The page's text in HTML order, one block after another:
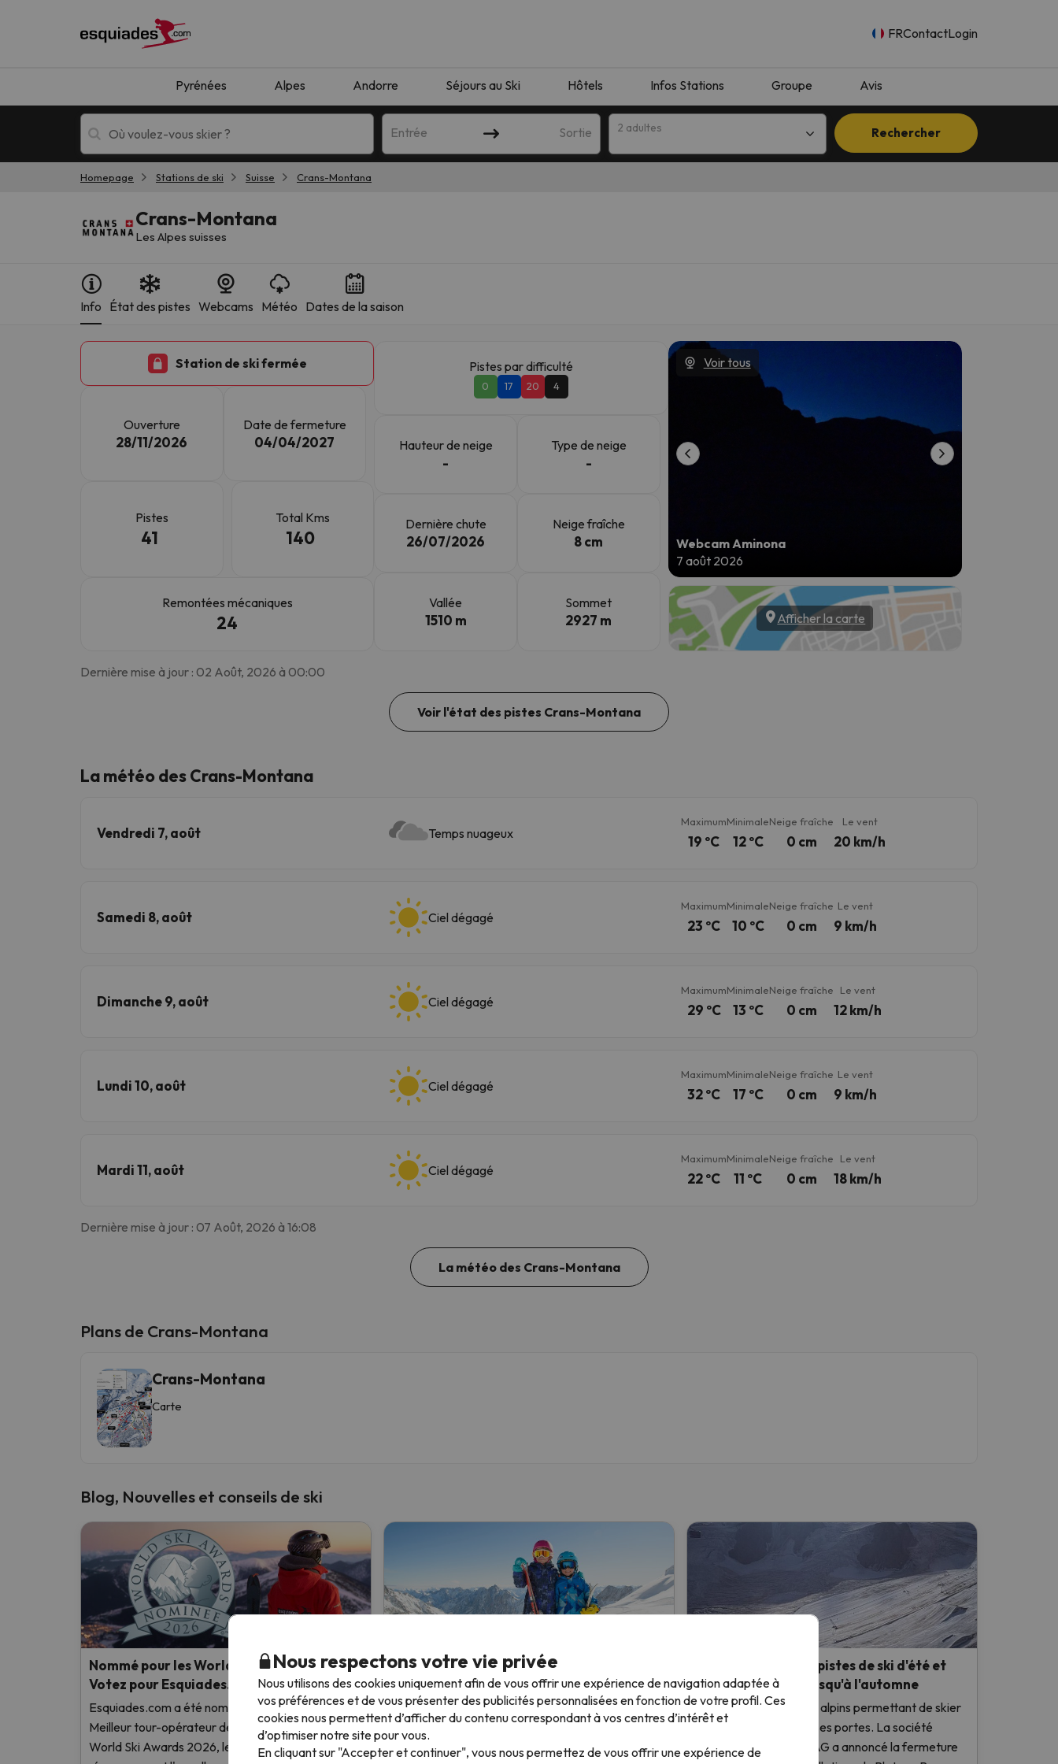
FRContactLogin
Pyrénées Alpes Andorre Séjours au Ski Hôtels Infos Stations Groupe Avis
Entrée Sortie 2 adultes Rechercher
Homepage Stations de ski Suisse Crans-Montana
Crans-Montana
Les Alpes suisses
Info État des pistes Webcams Météo Dates de la saison
Station de ski fermée
Ouverture
28/11/2026
Date de fermeture
04/04/2027
Pistes
41
Total Kms
140
Remontées mécaniques
24
Pistes par difficulté
0 17 20 4
Hauteur de neige
-
Type de neige
-
Dernière chute
26/07/2026
Neige fraîche
8 cm
Vallée
1510 m
Sommet
2927 m
Voir tous
Webcam Aminona
7 août 2026
Afficher la carte
Dernière mise à jour : 02 Août, 2026 à 00:00
Voir l'état des pistes Crans-Montana
La météo des Crans-Montana
Vendredi 7, août Temps nuageux
Maximum
19 ºC
Minimale
12 ºC
Neige fraîche
0 cm
Le vent
20 km/h
Samedi 8, août Ciel dégagé
Maximum
23 ºC
Minimale
10 ºC
Neige fraîche
0 cm
Le vent
9 km/h
Dimanche 9, août Ciel dégagé
Maximum
29 ºC
Minimale
13 ºC
Neige fraîche
0 cm
Le vent
12 km/h
Lundi 10, août Ciel dégagé
Maximum
32 ºC
Minimale
17 ºC
Neige fraîche
0 cm
Le vent
9 km/h
Mardi 11, août Ciel dégagé
Maximum
22 ºC
Minimale
11 ºC
Neige fraîche
0 cm
Le vent
18 km/h
Dernière mise à jour : 07 Août, 2026 à 16:08
La météo des Crans-Montana
Plans de Crans-Montana
Crans-Montana
Carte
Blog, Nouvelles et conseils de ski
Nommé pour les World Ski Awards 2026 :
Votez pour Esquiades.com !
Esquiades.com a été nominé dans la catégorie «
Meilleur tour-opérateur de ski au monde » aux
World Ski Awards 2026, les « Oscars du ski », qui
Réductions spéciales sur le ski : forfaits de
ski gratuits pour les enfants en Andorre
Esquiades.com propose des forfaits de ski gratuits
en Andorre pourles enfants moins de 12 ans.
Pour chaque adulte ayant au moins un forfait de
Zermatt ferme ses pistes de ski d'été et
vous dit au revoir jusqu'à l'automne
Le dernier des glaciers alpins permettant de skier
toute l'année a fermé ses portes. La société
Zermatt Bergbahnen AG a annoncé la fermeture
Nous respectons votre vie privée
Nous utilisons des cookies uniquement afin de vous offrir une expérience de navigation adaptée à
vos préférences et de vous présenter des publicités personnalisées en fonction de votre profil. Ces
cookies nous permettent d’afficher du contenu correspondant à vos centres d’intérêt et
d’optimiser notre site pour vous.
En cliquant sur "Accepter et continuer", vous nous permettez de vous offrir une expérience de